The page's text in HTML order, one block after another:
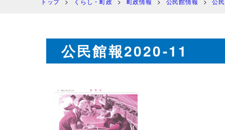
公民館報2020-11